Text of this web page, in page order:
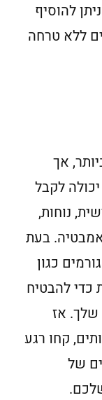
להוסיף
ללא טרחה
אך
לקבל
נוחות,
בעת
כגון
כדי להבטיח
שלך. אז
קחו רגע
של